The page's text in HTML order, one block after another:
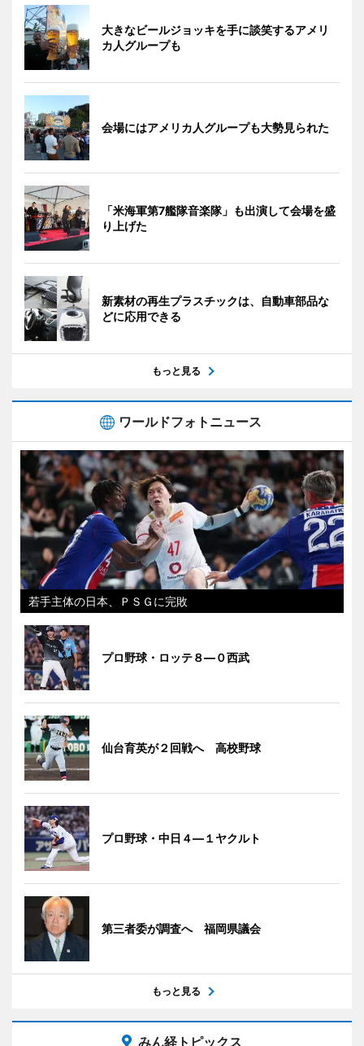
大きなビールジョッキを手に談笑するアメリ
カ人グループも
会場にはアメリカ人グループも大勢見られた
「米海軍第7艦隊音楽隊」も出演して会場を盛
り上げた
新素材の再生プラスチックは、自動車部品な
どに応用できる
もっと見る
ワールドフォトニュース
若手主体の日本、ＰＳＧに完敗
プロ野球・ロッテ８―０西武
仙台育英が２回戦へ 高校野球
プロ野球・中日４―１ヤクルト
第三者委が調査へ 福岡県議会
もっと見る
みん経トピックス